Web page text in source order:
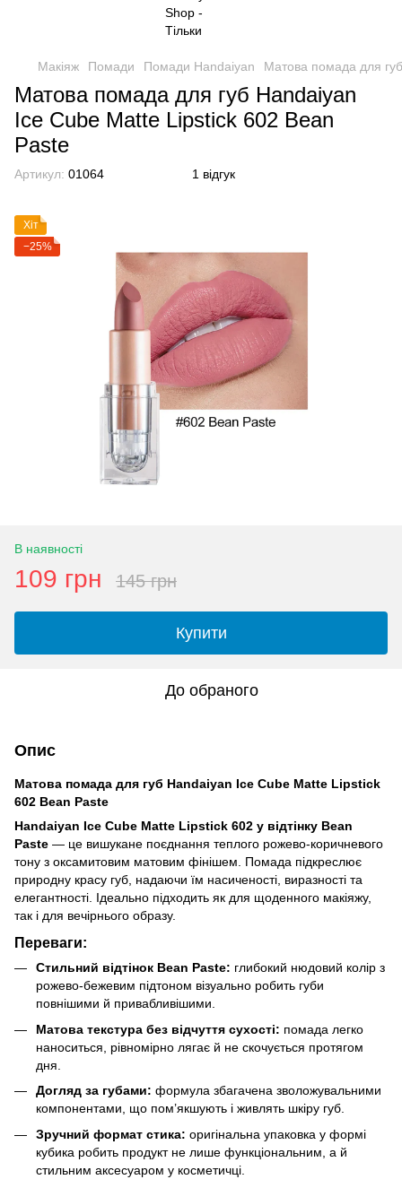
Макіяж Помади Помади Handaiyan Матова помада для
Матова помада для губ Handaiyan
Ice Cube Matte Lipstick 602 Bean
Paste
Артикул: 01064 1 відгук
Хіт
−25%
В наявності
109 грн 145 грн
Купити
До обраного
Опис
Матова помада для губ Handaiyan Ice Cube Matte Lipstick
602 Bean Paste
Handaiyan Ice Cube Matte Lipstick 602 у відтінку Bean
Paste — це вишукане поєднання теплого рожево-коричневого
тону з оксамитовим матовим фінішем. Помада підкреслює
природну красу губ, надаючи їм насиченості, виразності та
елегантності. Ідеально підходить як для щоденного макіяжу,
так і для вечірнього образу.
Переваги:
Стильний відтінок Bean Paste: глибокий нюдовий колір з
рожево-бежевим підтоном візуально робить губи
повнішими й привабливішими.
Матова текстура без відчуття сухості: помада легко
наноситься, рівномірно лягає й не скочується протягом
дня.
Догляд за губами: формула збагачена зволожувальними
компонентами, що пом’якшують і живлять шкіру губ.
Зручний формат стика: оригінальна упаковка у формі
кубика робить продукт не лише функціональним, а й
стильним аксесуаром у косметичці.